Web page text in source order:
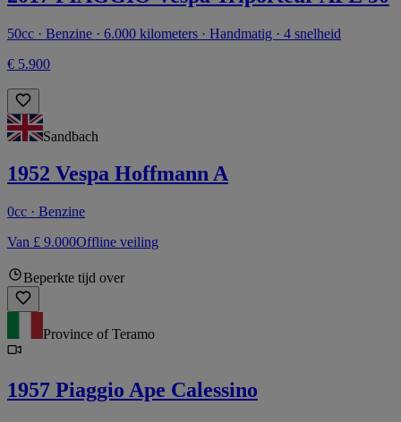
50cc · Benzine · 6.000 kilometers · Handmatig · 4 snelheid
€ 5.900
Sandbach
1952 Vespa Hoffmann A
0cc · Benzine
Van £ 9.000Offline veiling
Beperkte tijd over
Province of Teramo
1957 Piaggio Ape Calessino